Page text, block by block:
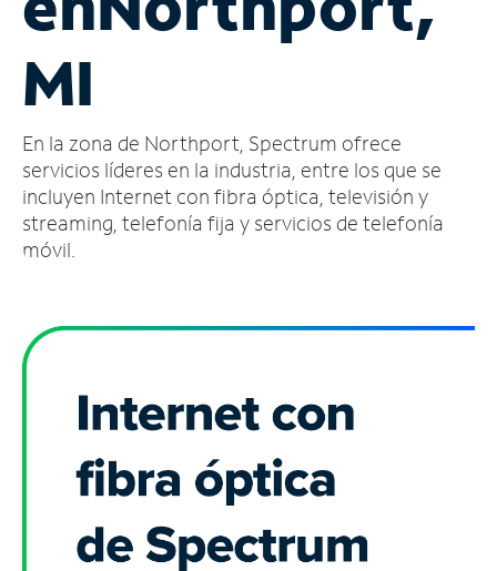
cuenta
Encuentra
tienda
MI
En la zona de Northport, Spectrum ofrece
servicios líderes en la industria, entre los que se
incluyen Internet con fibra óptica, televisión y
streaming, telefonía fija y servicios de telefonía
móvil.